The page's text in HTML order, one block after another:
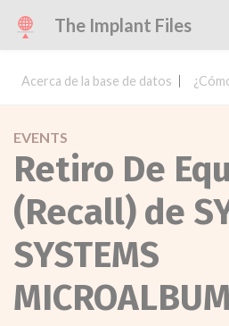
The Implant Files
Acerca de la base de datos
EVENTS
Retiro De
(Recall) de
SYSTEMS